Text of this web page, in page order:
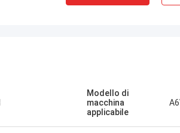
Mi piace questa azienda. Sono
professionali e amichevoli. Servizio
eccellente e consigli amichevoli,
Modello di
macchina
applicabile